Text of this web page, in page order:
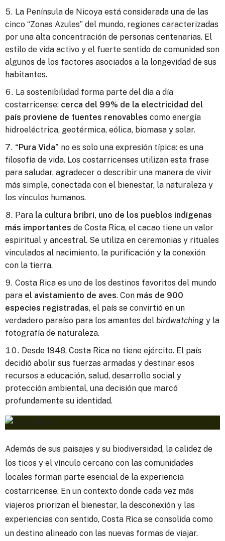
La Península de Nicoya está considerada una de las
cinco “Zonas Azules” del mundo, regiones caracterizadas
por una alta concentración de personas centenarias. El
estilo de vida activo y el fuerte sentido de comunidad son
algunos de los factores asociados a la longevidad de sus
habitantes.
La sostenibilidad forma parte del día a día
costarricense: cerca del 99% de la electricidad del
país proviene de fuentes renovables como energía
hidroeléctrica, geotérmica, eólica, biomasa y solar.
“Pura Vida” no es solo una expresión típica: es una
filosofía de vida. Los costarricenses utilizan esta frase
para saludar, agradecer o describir una manera de vivir
más simple, conectada con el bienestar, la naturaleza y
los vínculos humanos.
Para la cultura bribri, uno de los pueblos indígenas
más importantes de Costa Rica, el cacao tiene un valor
espiritual y ancestral. Se utiliza en ceremonias y rituales
vinculados al nacimiento, la purificación y la conexión
con la tierra.
Costa Rica es uno de los destinos favoritos del mundo
para el avistamiento de aves. Con más de 900
especies registradas, el país se convirtió en un
verdadero paraíso para los amantes del birdwatching y la
fotografía de naturaleza.
Desde 1948, Costa Rica no tiene ejército. El país
decidió abolir sus fuerzas armadas y destinar esos
recursos a educación, salud, desarrollo social y
protección ambiental, una decisión que marcó
profundamente su identidad.
Además de sus paisajes y su biodiversidad, la calidez de
los ticos y el vínculo cercano con las comunidades
locales forman parte esencial de la experiencia
costarricense. En un contexto donde cada vez más
viajeros priorizan el bienestar, la desconexión y las
experiencias con sentido, Costa Rica se consolida como
un destino alineado con las nuevas formas de viajar.